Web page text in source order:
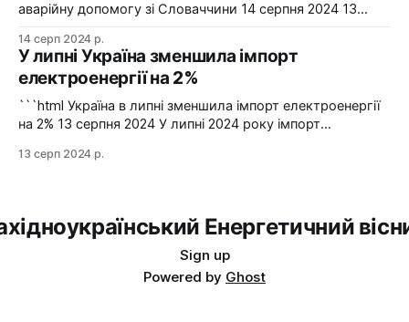
аварійну допомогу зі Словаччини 14 серпня 2024 13
аварійну допомогу зі Словаччини. Фото: Shutterstock "У
вчорашній день, 13 серпня, НЕК "Укренерго" запитала
аварійну допомогу з енергосистеми Словаччини", –
йдеться в повідомленні пресслужби оператора системи
передачі. Експорт
14 серп 2024 р.
У липні Україна зменшила імпорт
електроенергії на 2%
```html Україна в липні зменшила імпорт електроенергії
на 2% 13 серпня 2024 У липні 2024 року імпорт
червнем. Експорт залишався на нульовому рівні. Графіка:
13 серп 2024 р.
Енергетичний
Sign up
Powered by Ghost